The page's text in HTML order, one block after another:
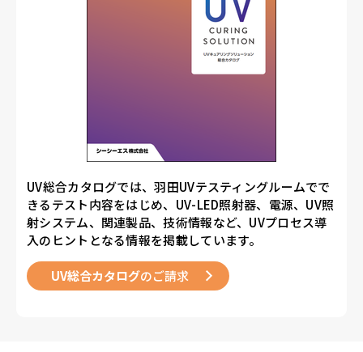
UV総合カタログでは、羽田UVテスティングルームでで
きるテスト内容をはじめ、UV-LED照射器、電源、UV照
射システム、関連製品、技術情報など、UVプロセス導
入のヒントとなる情報を掲載しています。
UV総合カタログのご請求